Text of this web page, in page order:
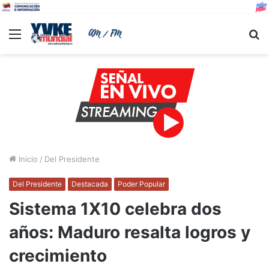
Menu
Inicio / Del Presidente
Del Presidente Destacada Poder Popular
Sistema 1X10 celebra dos
años: Maduro resalta logros y
crecimiento